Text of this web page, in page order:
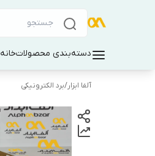
دسته‌بندی محصولاتخانه
آلفا ابزار/برد الکترونیکی